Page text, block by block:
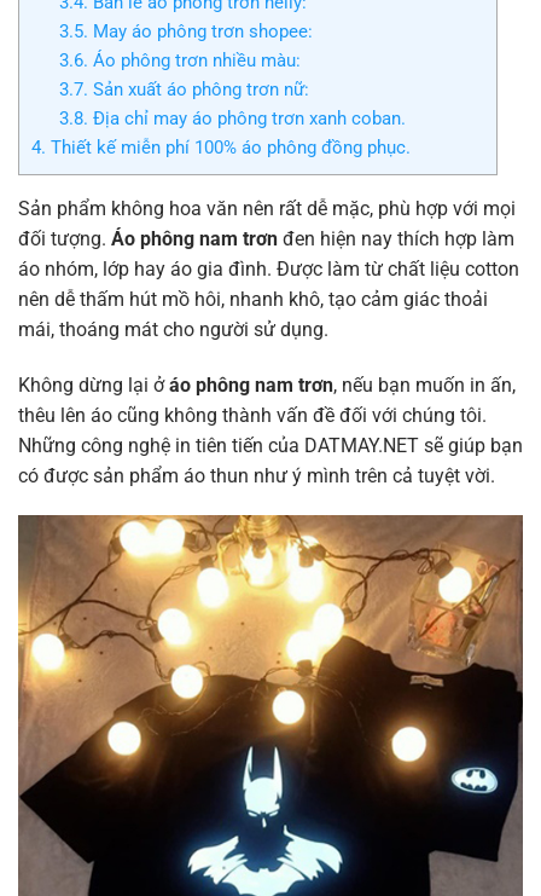
3.5. May áo phông trơn shopee:
3.6. Áo phông trơn nhiều màu:
3.7. Sản xuất áo phông trơn nữ:
3.8. Địa chỉ may áo phông trơn xanh coban.
4. Thiết kế miễn phí 100% áo phông đồng phục.
Sản phẩm không hoa văn nên rất dễ mặc, phù hợp với mọi
đối tượng. Áo phông nam trơn đen hiện nay thích hợp làm
áo nhóm, lớp hay áo gia đình. Được làm từ chất liệu cotton
nên dễ thấm hút mồ hôi, nhanh khô, tạo cảm giác thoải
mái, thoáng mát cho người sử dụng.
Không dừng lại ởáo phông nam trơn, nếu bạn muốn in ấn,
thêu lên áo cũng không thành vấn đề đối với chúng tôi.
Những công nghệ in tiên tiến của DATMAY.NET sẽ giúp bạn
có được sản phẩm áo thun như ý mình trên cả tuyệt vời.